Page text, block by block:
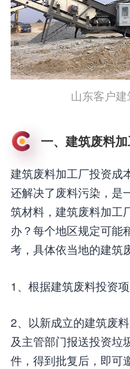
山东客户
一、建筑废料
建筑废料加工厂投资成
还解决了废料污染，是
筑材料，建筑废料加工
办？每个地区规定可能
考，具体依当地的建筑
1、根据建筑废料投资
2、以新成立的建筑废
及主管部门报送投资垃
件，得到批复后，即可